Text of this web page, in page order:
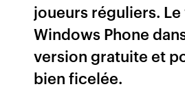
joueurs réguliers.
Windows Phone
version gratuite et
bien ficelée.